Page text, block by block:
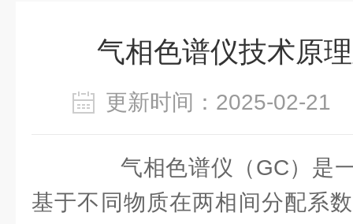
气相色谱仪技术原
更新时间：2025-02-
气相色谱仪（GC）是一
基于不同物质在两相间分配系